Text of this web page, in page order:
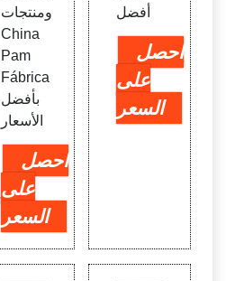
ومنتجات
China
Pam
Fábrica
بأفضل
الأسعار
احصل
على
السعر
أفضل
احصل
على
السعر